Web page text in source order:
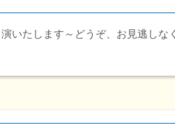
いたします～どうぞ、お見逃しな